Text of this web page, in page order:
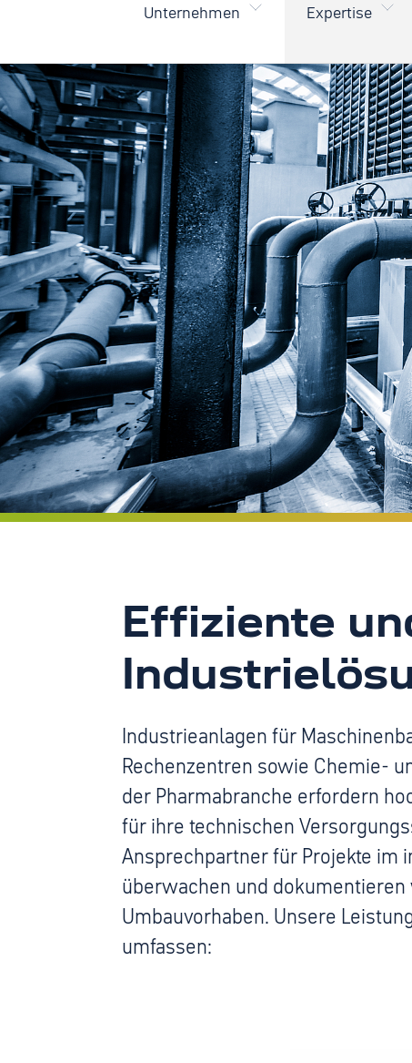
Unternehmen Expertise
Effiziente
Industrieanlagen für
Rechenzentren sowie Chemie-
der Pharmabranche erfordern
für ihre technischen
Ansprechpartner für Projekte im
überwachen und
Umbauvorhaben. Unsere
umfassen: